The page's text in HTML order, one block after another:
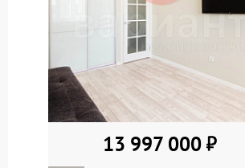
13 997 000